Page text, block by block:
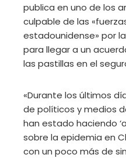
publica en uno de los
culpable de las
estadounidense» por
para llegar a un
las pastillas en el
«Durante los últimos
de políticos y medios
han estado haciendo
sobre la epidemia en
con un poco más de